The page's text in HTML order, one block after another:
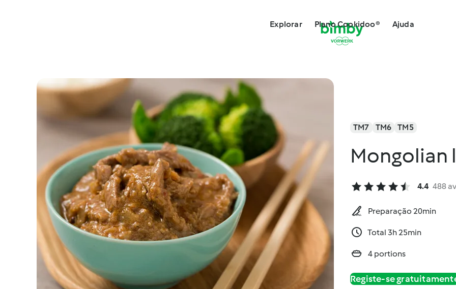
Explorar Plano Cookidoo® Ajuda
TM7 TM6 TM5
Mongolian
4.4 488
Preparação 20min
Total 3h 25min
4 portions
Registe-se